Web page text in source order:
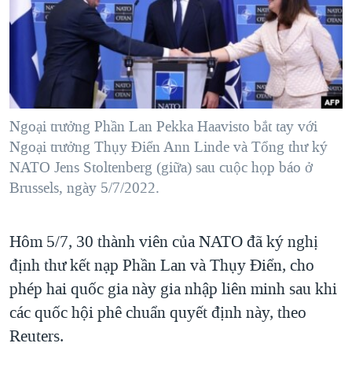
"Tìm"NGƯỜI VIỆT HẢI NGOẠI
ĐỜI SỐNG
KINH TẾ
KHOA HỌC
SỨC KHOẺ
VĂN HOÁ
THỂ THAO
TẠI
HÀNH TRÌNH BẦU CỬ 2024
MỘT NĂM CHIẾN TRANH TẠI DẢI GAZA
GIẢI MÃ VÀNH ĐAI & CON ĐƯỜNG
TRỊNH VĨNH BÌNH - NGƯỜI HẠ 'BÊN THẮNG CUỘC'
GROUND ZERO – XƯA VÀ NAY
THƯỢNG ĐỈNH TRUMP-KIM TẠI VIỆT NAM
TRỊNH VĨNH BÌNH VS. CHÍNH PHỦ VIỆT NAM
NGƯ DÂN VIỆT VÀ LÀN SÓNG TRỘM HẢI SÂM
BÊN KIA QUỐC LỘ: TIẾNG VỌNG TỪ NÔNG THÔN MỸ
VIDEO
NGHE
MẠNG XÃ HỘI
Ngôn ngữ khác
Ngoại trưởng Phần Lan Pekka Haavisto bắt tay với
Ngoại trưởng Thụy Điển Ann Linde và Tổng thư ký
NATO Jens Stoltenberg (giữa) sau cuộc họp báo ở
Brussels, ngày 5/7/2022.
Hôm 5/7, 30 thành viên của NATO đã ký nghị
định thư kết nạp Phần Lan và Thụy Điển, cho
phép hai quốc gia này gia nhập liên minh sau khi
các quốc hội phê chuẩn quyết định này, theo
Reuters.